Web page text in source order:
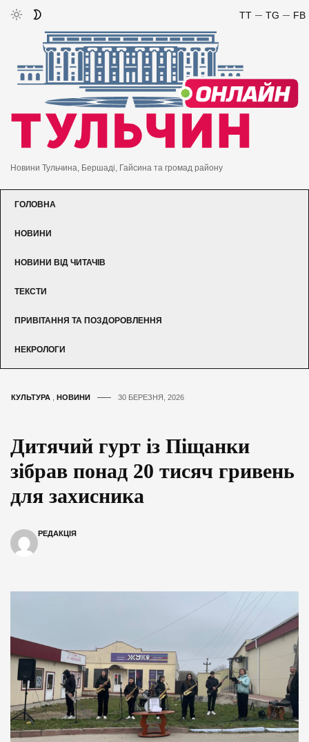
FB
TG
TT
Новини Тульчина, Бершаді, Гайсина та громад району
ГОЛОВНА
НОВИНИ
НОВИНИ ВІД ЧИТАЧІВ
ТЕКСТИ
ПРИВІТАННЯ ТА ПОЗДОРОВЛЕННЯ
НЕКРОЛОГИ
КУЛЬТУРА НОВИНИ 30 БЕРЕЗНЯ, 2026
Дитячий гурт із Піщанки
зібрав понад 20 тисяч гривень
для захисника
РЕДАКЦІЯ